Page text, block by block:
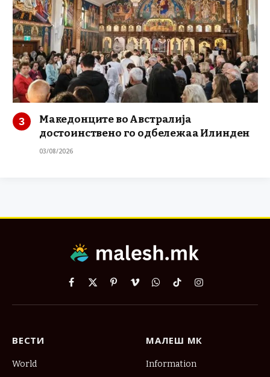
Македонците во Австралија
достоинствено го одбележаа Илинден
03/08/2026
Facebook
X
PinterestVimeoWhatsApp
TikTokInstagram
ВЕСТИ
World
МАЛЕШ МК
Information